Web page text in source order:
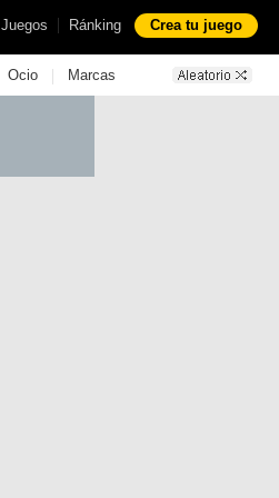
Juegos | Ránking Crea tu juego
Ocio | Marcas